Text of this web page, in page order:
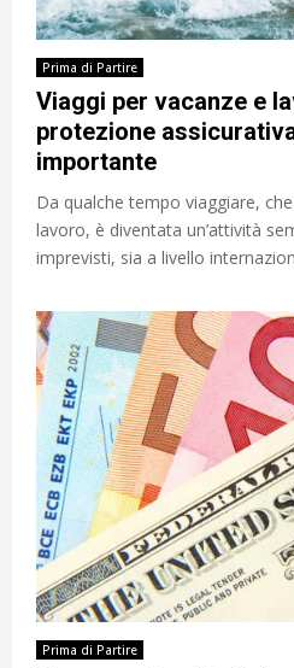
Prima di Partire
Viaggi per vacanze e
protezione
importante
Da qualche tempo viaggiare,
lavoro, è diventata un’attività
imprevisti, sia a livello
Prima di Partire